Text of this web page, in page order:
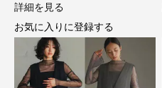
詳細を見る
お気に入りに登録する